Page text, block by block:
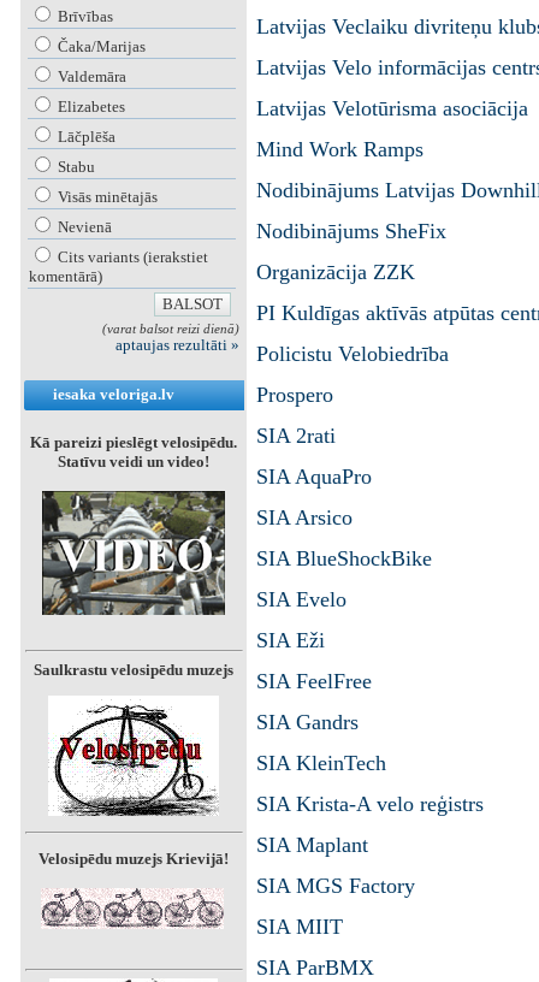
Brīvības
Čaka/Marijas
Valdemāra
Elizabetes
Lāčplēša
Stabu
Visās minētajās
Nevienā
Cits variants (ierakstiet
komentārā)
(varat balsot reizi dienā)
aptaujas rezultāti »
iesaka veloriga.lv
Kā pareizi pieslēgt velosipēdu.
Statīvu veidi un video!
Saulkrastu velosipēdu muzejs
Velosipēdu muzejs Krievijā!
Latvijas Veclaiku divriteņu
Latvijas Velo informācijas
Latvijas Velotūrisma asociācija
Mind Work Ramps
Nodibinājums Latvijas
Nodibinājums SheFix
Organizācija ZZK
PI Kuldīgas aktīvās atpūtas
Policistu Velobiedrība
Prospero
SIA 2rati
SIA AquaPro
SIA Arsico
SIA BlueShockBike
SIA Evelo
SIA Eži
SIA FeelFree
SIA Gandrs
SIA KleinTech
SIA Krista-A velo reģistrs
SIA Maplant
SIA MGS Factory
SIA MIIT
SIA ParBMX